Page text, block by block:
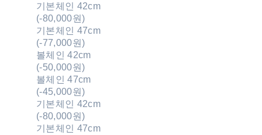
기본체인 42cm
(-80,000원)
기본체인 47cm
(-77,000원)
볼체인 42cm
(-50,000원)
볼체인 47cm
(-45,000원)
기본체인 42cm
(-80,000원)
기본체인 47cm